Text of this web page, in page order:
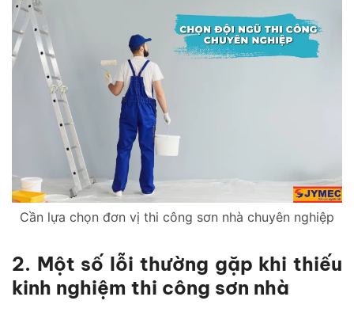
Cần lựa chọn đơn vị thi công sơn nhà chuyên nghiệp
2. Một số lỗi thường gặp khi thiếu
kinh nghiệm thi công sơn nhà